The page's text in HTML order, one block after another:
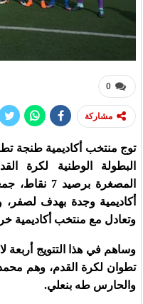
0
مشاركة
البطولة الوطنية لكرة
المصغرة
أكاديمية وجدة بهدف لصفر،
وتعادل مع منتخب أكاديمية
وساهم في هذا التتويج أربعة
تطوان لكرة القدم، وهم
والحارس طه بنعلي.